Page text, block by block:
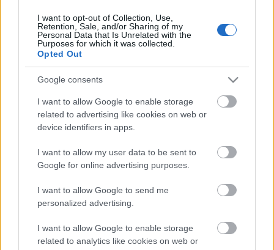
I want to opt-out of Collection, Use,
Retention, Sale, and/or Sharing of my
Personal Data that Is Unrelated with the
Purposes for which it was collected.
Opted Out
Google consents
I want to allow Google to enable storage
related to advertising like cookies on web or
device identifiers in apps.
I want to allow my user data to be sent to
Google for online advertising purposes.
I want to allow Google to send me
personalized advertising.
I want to allow Google to enable storage
related to analytics like cookies on web or
Telefonkártyák - Békefenntartás
2008. április 07.
A békefenntartásról és a béketeremtésről számtalan
jótollú irodakukac írt már tanulmány-hegyeket
Anchorage-től Wellingtonig, a ZMNE kópipészt-
bajnokairól nem is beszélve – nem áll
általában jóindulatú – nemzetközi civil szervezetek
béke, barátság és…